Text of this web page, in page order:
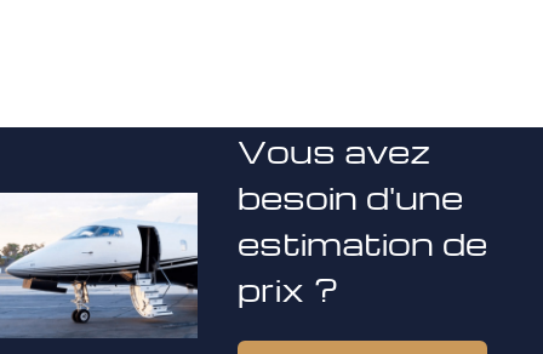
Vous avez
besoin d'une
estimation de
prix ?